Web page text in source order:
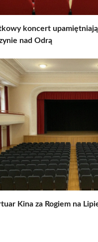
koncert
nad Odrą
Kina za Rogiem na